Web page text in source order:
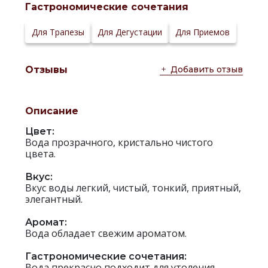
Гастрономические сочетания
Для Трапезы Для Дегустации Для Приемов
Отзывы Добавить отзыв
Описание
Цвет:
Вода прозрачного, кристально чистого
цвета.
Вкус:
Вкус воды легкий, чистый, тонкий, приятный,
элегантный.
Аромат:
Вода обладает свежим ароматом.
Гастрономические сочетания: